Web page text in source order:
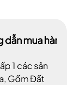
mua hàng
1 các sản
Gốm Đất